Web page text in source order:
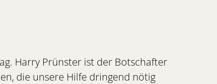
Harry Prünster ist der Botschafter
die unsere Hilfe dringend nötig